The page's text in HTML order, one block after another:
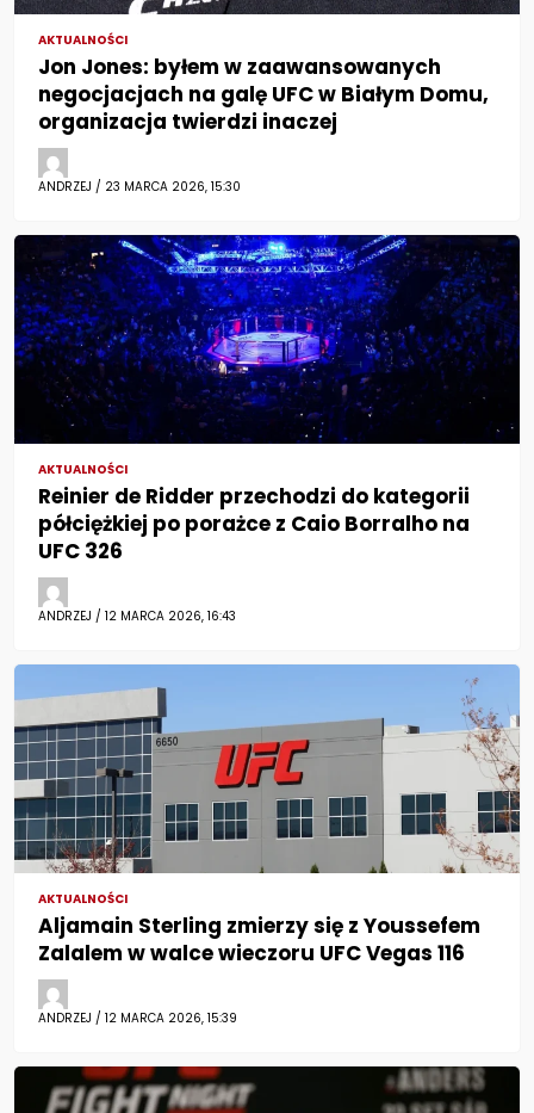
AKTUALNOŚCI
Jon Jones: byłem w zaawansowanych
negocjacjach na galę UFC w Białym Domu,
organizacja twierdzi inaczej
ANDRZEJ / 23 MARCA 2026, 15:30
AKTUALNOŚCI
Reinier de Ridder przechodzi do kategorii
półciężkiej po porażce z Caio Borralho na
UFC 326
ANDRZEJ / 12 MARCA 2026, 16:43
AKTUALNOŚCI
Aljamain Sterling zmierzy się z Youssefem
Zalalem w walce wieczoru UFC Vegas 116
ANDRZEJ / 12 MARCA 2026, 15:39